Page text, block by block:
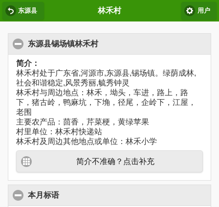
东源县 林禾村 用户
东源县锡场镇林禾村
简介：
林禾村处于广东省,河源市,东源县,锡场镇。绿荫成林,
社会和谐稳定,风景秀丽,毓秀钟灵
林禾村与周边地点：林禾，坳头，车进，路上，路
下，猪古岭，鸭麻坑，下埆，径尾，企岭下，江屋，
老围
主要农产品：茴香，芹菜梗，黄绿苹果
村里单位：林禾村快递站
林禾村及周边其他地点或单位：林禾小学
简介不准确？点击补充
本月标语